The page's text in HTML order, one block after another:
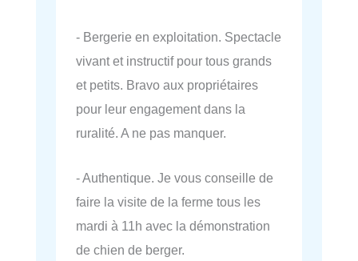
- Bergerie en exploitation. Spectacle
vivant et instructif pour tous grands
et petits. Bravo aux propriétaires
pour leur engagement dans la
ruralité. A ne pas manquer.
- Authentique. Je vous conseille de
faire la visite de la ferme tous les
mardi à 11h avec la démonstration
de chien de berger.